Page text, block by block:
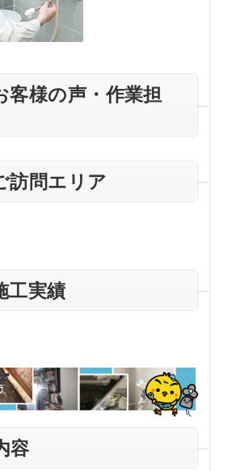
客様の声・作業担
訪問エリア
工実績
容